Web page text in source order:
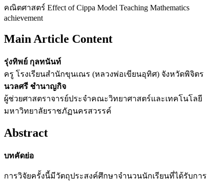
คณิตศาสตร์ Effect of Cippa Model Teaching Mathematics
achievement
Main Article Content
รุ่งทิพย์ กุลทนันท์
ครู โรงเรียนสำนักขุนเณร (หลวงพ่อเขียนอุทิศ) จังหวัดพิจิตร
นวลศรี ชำนาญกิจ
ผู้ช่วยศาสตราจารย์ประจำคณะวิทยาศาสตร์และเทคโนโลยี
มหาวิทยาลัยราชภัฏนครสวรรค์
Abstract
บทคัดย่อ
การวิจัยครั้งนี้มีวัตถุประสงค์ศึกษาจำนวนนักเรียนที่ได้รับการ